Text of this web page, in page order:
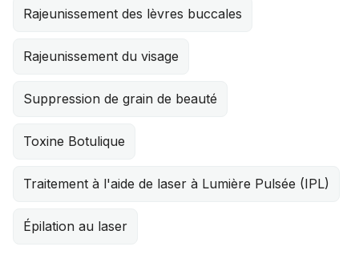
Rajeunissement des lèvres buccales
Rajeunissement du visage
Suppression de grain de beauté
Toxine Botulique
Traitement à l'aide de laser à Lumière Pulsée (IPL)
Épilation au laser